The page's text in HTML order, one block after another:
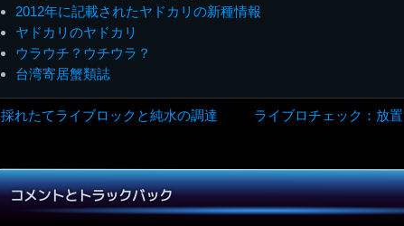
2012年に記載されたヤドカリの新種情報
ヤドカリのヤドカリ
ウラウチ？ウチウラ？
台湾寄居蟹類誌
採れたてライブロックと純水の調達 ライブロチェック：放
コメントとトラックバック